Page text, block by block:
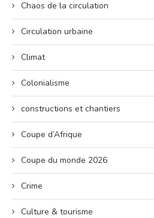
Chaos de la circulation
Circulation urbaine
Climat
Colonialisme
constructions et chantiers
Coupe d’Afrique
Coupe du monde 2026
Crime
Culture & tourisme